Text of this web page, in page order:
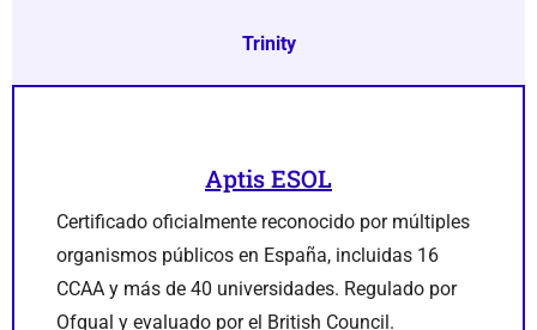
Trinity
Aptis ESOL
Certificado oficialmente reconocido por múltiples
organismos públicos en España, incluidas 16
CCAA y más de 40 universidades. Regulado por
Ofqual y evaluado por el British Council.